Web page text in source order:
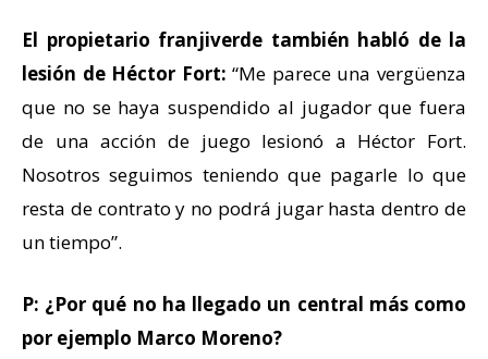
El propietario franjiverde también habló de la
lesión de Héctor Fort: “Me parece una vergüenza
que no se haya suspendido al jugador que fuera
de una acción de juego lesionó a Héctor Fort.
Nosotros seguimos teniendo que pagarle lo que
resta de contrato y no podrá jugar hasta dentro de
un tiempo”.
P: ¿Por qué no ha llegado un central más como
por ejemplo Marco Moreno?